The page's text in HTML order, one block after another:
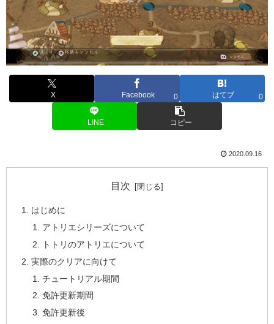
X Facebook 0 はてブ 0
LINE コピー
2020.09.16
目次
はじめに
アトリエシリーズについて
トトリのアトリエについて
実際のクリアに向けて
チュートリアル期間
免許更新期間
免許更新後